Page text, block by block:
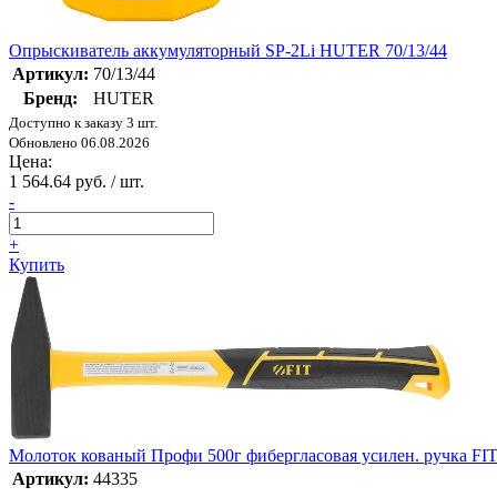
Опрыскиватель аккумуляторный SP-2Li HUTER 70/13/44
Артикул: 70/13/44
Бренд:
HUTER
Доступно к заказу 3 шт.
Обновлено 06.08.2026
Цена:
1 564.64 руб. / шт.
-
+
Купить
Молоток кованый Профи 500г фибергласовая усилен. ручка
Артикул: 44335